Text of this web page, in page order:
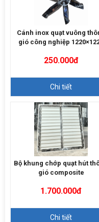
Cánh inox quạt vuông
gió công nghiệp
250.000đ
Chi tiết
Bộ khung chớp quạt hút
gió composite
1.700.000đ
Chi tiết